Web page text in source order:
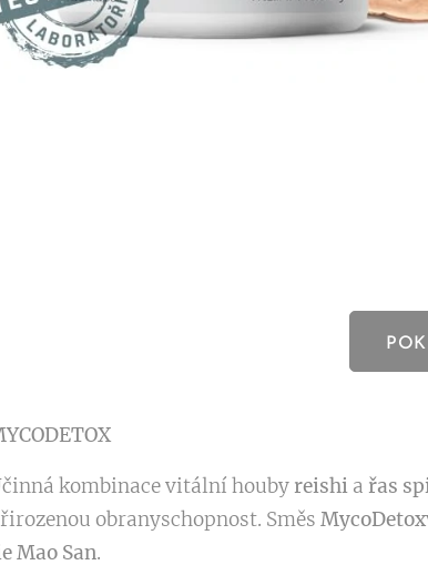
kombinace vitální houby reishia řas
obranyschopnost. Směs MycoDetox
Mao San.